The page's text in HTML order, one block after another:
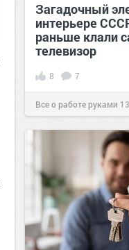
Загадочный
интерьере
раньше клали
телевизор
8 7
Все о работе руками